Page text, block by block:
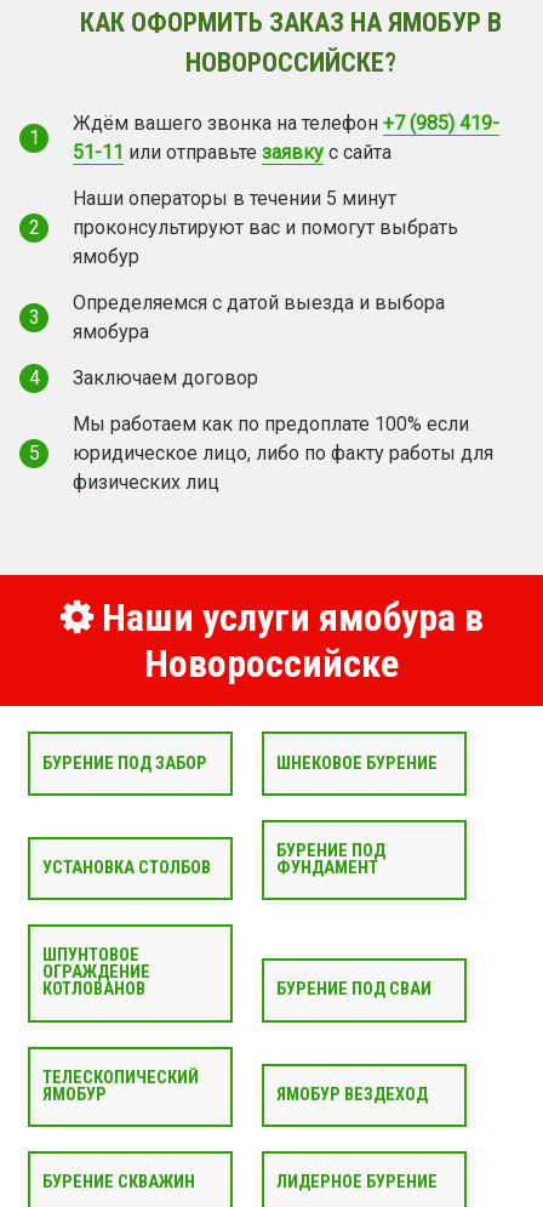
КАК ОФОРМИТЬ ЗАКАЗ НА ЯМОБУР В
НОВОРОССИЙСКЕ?
1
Ждём вашего звонка на телефон +7 (985) 419-
51-11 или отправьте заявку с сайта
2
Наши операторы в течении 5 минут
проконсультируют вас и помогут выбрать
ямобур
3
Определяемся с датой выезда и выбора
ямобура
4
Заключаем договор
5
Мы работаем как по предоплате 100% если
юридическое лицо, либо по факту работы для
физических лиц
Наши услуги ямобура в
Новороссийске
БУРЕНИЕ ПОД ЗАБОР ШНЕКОВОЕ БУРЕНИЕ
УСТАНОВКА СТОЛБОВ
БУРЕНИЕ ПОД
ФУНДАМЕНТ
ШПУНТОВОЕ
ОГРАЖДЕНИЕ
КОТЛОВАНОВ
БУРЕНИЕ ПОД СВАИ
ТЕЛЕСКОПИЧЕСКИЙ
ЯМОБУР
ЯМОБУР ВЕЗДЕХОД
БУРЕНИЕ СКВАЖИН ЛИДЕРНОЕ БУРЕНИЕ